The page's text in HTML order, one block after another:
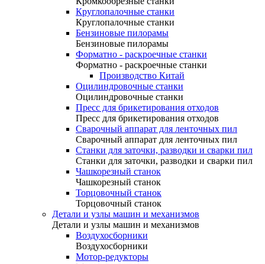
Круглопалочные станки
Круглопалочные станки
Бензиновые пилорамы
Бензиновые пилорамы
Форматно - раскроечные станки
Форматно - раскроечные станки
Производство Китай
Оцилиндровочные станки
Оцилиндровочные станки
Пресс для брикетирования отходов
Пресс для брикетирования отходов
Сварочный аппарат для ленточных пил
Сварочный аппарат для ленточных пил
Станки для заточки, разводки и сварки пил
Станки для заточки, разводки и сварки пил
Чашкорезный станок
Чашкорезный станок
Торцовочный станок
Торцовочный станок
Детали и узлы машин и механизмов
Детали и узлы машин и механизмов
Воздухосборники
Воздухосборники
Мотор-редукторы